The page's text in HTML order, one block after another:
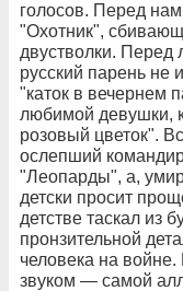
голосов. Перед
"Охотник",
двустволки. Перед
русский парень не
"каток в вечернем
любимой девушки,
розовый цветок".
ослепший
"Леопарды", а,
детски просит
детстве таскал из
пронзительной
человека на
звуком — самой